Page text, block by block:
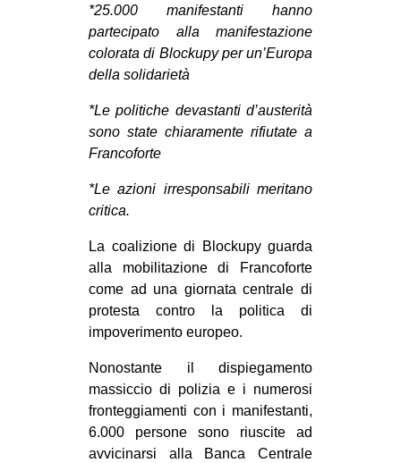
GENERI
MIGRAZIONI
PRECARIATO
REPRESSIONE
STUDENTI
ARTE
MANIFESTI
MUSICA
AFRICA
AMERICHE
ESTREMO ORIENTE
*25.000 manifestanti hanno
partecipato alla manifestazione
colorata di Blockupy per un’Europa
della solidarietà
*Le politiche devastanti d’austerità
sono state chiaramente rifiutate a
Francoforte
*Le azioni irresponsabili meritano
critica.
La coalizione di Blockupy guarda
alla mobilitazione di Francoforte
come ad una giornata centrale di
protesta contro la politica di
impoverimento europeo.
Nonostante il dispiegamento
massiccio di polizia e i numerosi
fronteggiamenti con i manifestanti,
6.000 persone sono riuscite ad
avvicinarsi alla Banca Centrale